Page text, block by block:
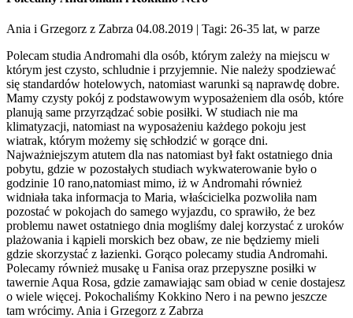
Ania i Grzegorz z Zabrza 04.08.2019 | Tagi: 26-35 lat, w parze
Polecam studia Andromahi dla osób, którym zależy na miejscu w
którym jest czysto, schludnie i przyjemnie. Nie należy spodziewać
się standardów hotelowych, natomiast warunki są naprawdę dobre.
Mamy czysty pokój z podstawowym wyposażeniem dla osób, które
planują same przyrządzać sobie posiłki. W studiach nie ma
klimatyzacji, natomiast na wyposażeniu każdego pokoju jest
wiatrak, którym możemy się schłodzić w gorące dni.
Najważniejszym atutem dla nas natomiast był fakt ostatniego dnia
pobytu, gdzie w pozostałych studiach wykwaterowanie było o
godzinie 10 rano,natomiast mimo, iż w Andromahi również
widniała taka informacja to Maria, właścicielka pozwoliła nam
pozostać w pokojach do samego wyjazdu, co sprawiło, że bez
problemu nawet ostatniego dnia mogliśmy dalej korzystać z uroków
plażowania i kąpieli morskich bez obaw, ze nie będziemy mieli
gdzie skorzystać z łazienki. Gorąco polecamy studia Andromahi.
Polecamy również musakę u Fanisa oraz przepyszne posiłki w
tawernie Aqua Rosa, gdzie zamawiając sam obiad w cenie dostajesz
o wiele więcej. Pokochaliśmy Kokkino Nero i na pewno jeszcze
tam wrócimy. Ania i Grzegorz z Zabrza